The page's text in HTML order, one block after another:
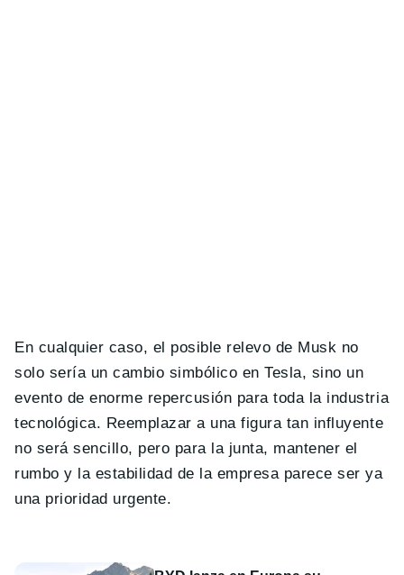
En cualquier caso, el posible relevo de Musk no
solo sería un cambio simbólico en Tesla, sino un
evento de enorme repercusión para toda la industria
tecnológica. Reemplazar a una figura tan influyente
no será sencillo, pero para la junta, mantener el
rumbo y la estabilidad de la empresa parece ser ya
una prioridad urgente.